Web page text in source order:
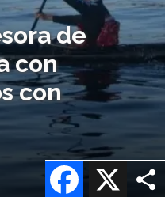
de
con
con
X
Facebook